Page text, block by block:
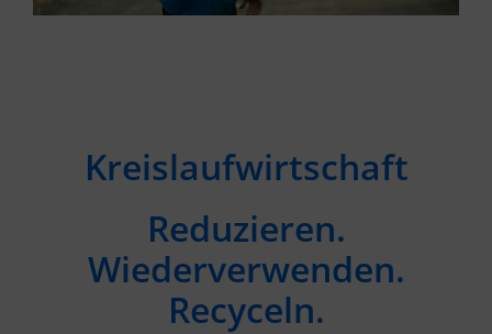
Kreislaufwirtschaft
Reduzieren.
Wiederverwenden.
Recyceln.